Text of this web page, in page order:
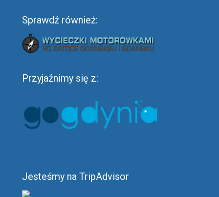
Sprawdź również:
Przyjaźnimy się z:
Jesteśmy na TripAdvisor